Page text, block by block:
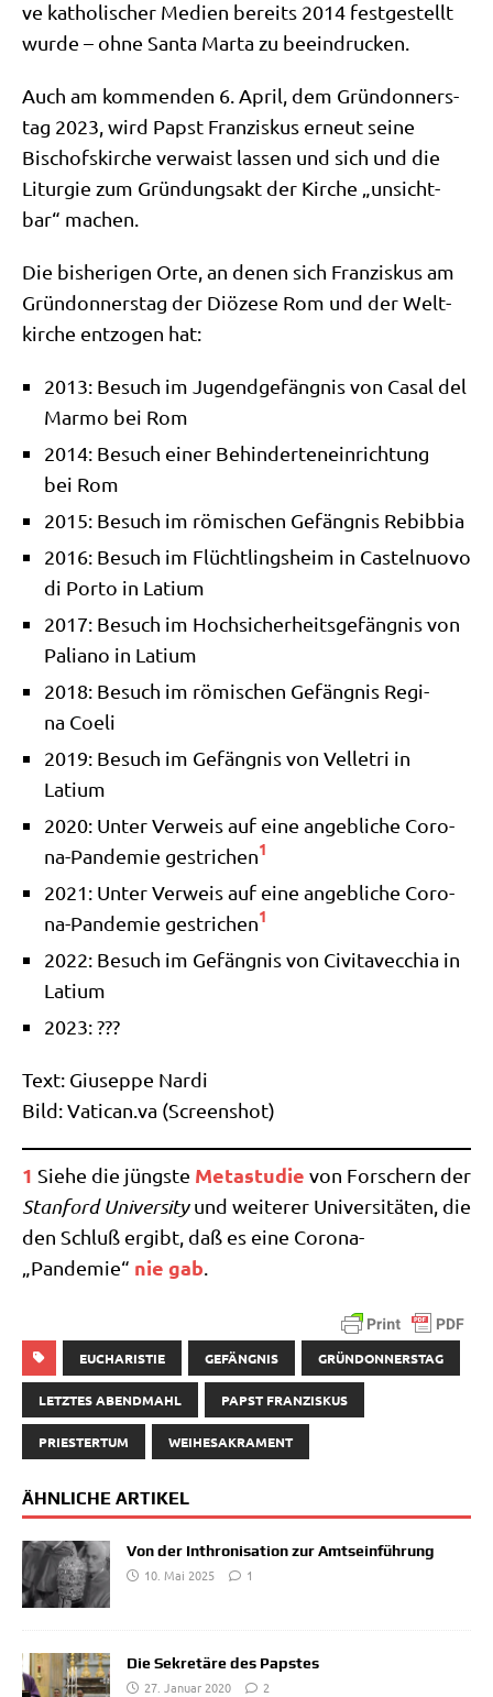
ve katho­li­scher Medi­en bereits 2014 fest­ge­stellt
wur­de – ohne San­ta Mar­ta zu beeindrucken.
Auch am kom­men­den 6. April, dem Grün­don­ners­
tag 2023, wird Papst Fran­zis­kus erneut sei­ne
Bischofs­kir­che ver­waist las­sen und sich und die
Lit­ur­gie zum Grün­dungs­akt der Kir­che „unsicht­
bar“ machen.
Die bis­he­ri­gen Orte, an denen sich Fran­zis­kus am
Grün­don­ners­tag der Diö­ze­se Rom und der Welt­
kir­che ent­zo­gen hat:
2013: Besuch im Jugend­ge­fäng­nis von Casal del
Mar­mo bei Rom
2014: Besuch einer Behin­der­ten­ein­rich­tung
bei Rom
2015: Besuch im römi­schen Gefäng­nis Rebibbia
2016: Besuch im Flücht­lings­heim in Castel­nuo­vo
di Por­to in Latium
2017: Besuch im Hoch­si­cher­heits­ge­fäng­nis von
Palia­no in Latium
2018: Besuch im römi­schen Gefäng­nis Regi­
na Coeli
2019: Besuch im Gefäng­nis von Vel­le­tri in
Latium
2020: Unter Ver­weis auf eine angeb­li­che Coro­
na-Pan­de­mie gestri­chen1
2021: Unter Ver­weis auf eine angeb­li­che Coro­
na-Pan­de­mie gestri­chen1
2022: Besuch im Gefäng­nis von Civi­ta­vec­chia in
Latium
2023: ???
Text: Giu­sep­pe Nar­di
Bild: Vati​can​.va (Screen­shot)
1 Sie­he die jüng­ste Meta­stu­die von For­schern der
Stan­ford Uni­ver­si­tyund wei­te­rer Uni­ver­si­tä­ten, die
den Schluß ergibt, daß es eine Corona-
„Pandemie“ nie gab
EUCHARISTIE GEFÄNGNIS GRÜNDONNERSTAG
LETZTES ABENDMAHL PAPST FRANZISKUS
PRIESTERTUM WEIHESAKRAMENT
ÄHNLICHE ARTIKEL
Von der Inthronisation zur Amtseinführung
10. Mai 2025
1
Die Sekretäre des Papstes
27. Januar 2020
2